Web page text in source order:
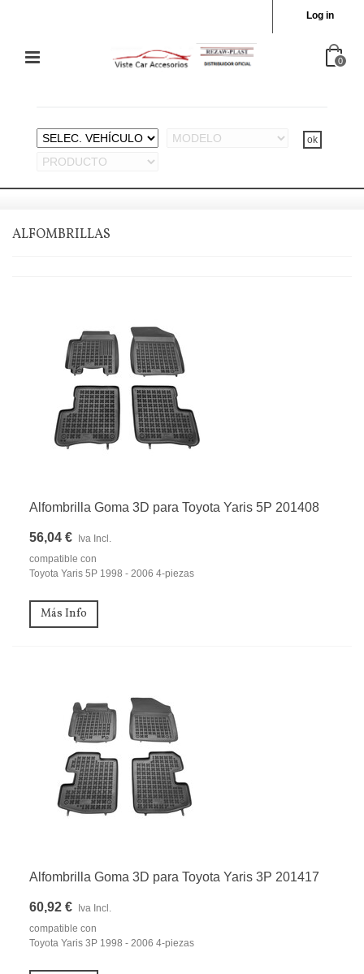
Log in
0
ALFOMBRILLAS
Alfombrilla Goma 3D para Toyota Yaris 5P 201408
56,04 €
Iva Incl.
compatible con
Toyota Yaris 5P 1998 - 2006 4-piezas
Más Info
Alfombrilla Goma 3D para Toyota Yaris 3P 201417
60,92 €
Iva Incl.
compatible con
Toyota Yaris 3P 1998 - 2006 4-piezas